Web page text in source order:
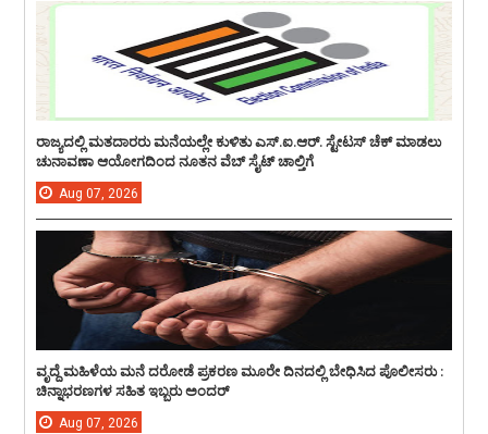
ರಾಜ್ಯದಲ್ಲಿ ಮತದಾರರು ಮನೆಯಲ್ಲೇ ಕುಳಿತು ಎಸ್.ಐ.ಆರ್. ಸ್ಟೇಟಸ್ ಚೆಕ್ ಮಾಡಲು
ಚುನಾವಣಾ ಆಯೋಗದಿಂದ ನೂತನ ವೆಬ್ ಸೈಟ್ ಚಾಲ್ತಿಗೆ
Aug 07, 2026
ವೃದ್ದೆ ಮಹಿಳೆಯ ಮನೆ ದರೋಡೆ ಪ್ರಕರಣ ಮೂರೇ ದಿನದಲ್ಲಿ ಬೇಧಿಸಿದ ಪೊಲೀಸರು :
ಚಿನ್ನಾಭರಣಗಳ ಸಹಿತ ಇಬ್ಬರು ಅಂದರ್
Aug 07, 2026